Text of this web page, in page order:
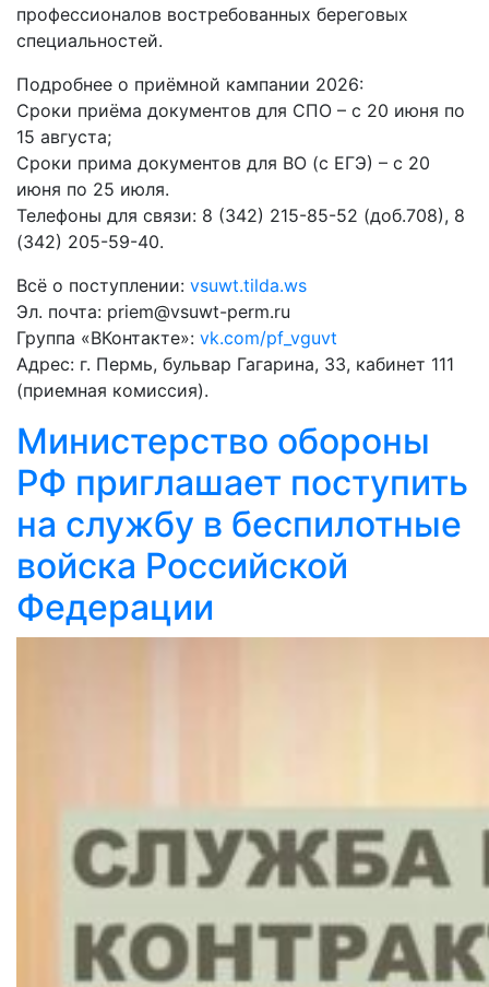
профессионалов востребованных береговых
специальностей.
Подробнее о приёмной кампании 2026:
Сроки приёма документов для СПО – с 20 июня по
15 августа;
Сроки прима документов для ВО (с ЕГЭ) – с 20
июня по 25 июля.
Телефоны для связи: 8 (342) 215-85-52 (доб.708), 8
(342) 205-59-40.
Всё о поступлении: vsuwt.tilda.ws
Эл. почта: priem@vsuwt-perm.ru
Группа «ВКонтакте»: vk.com/pf_vguvt
Адрес: г. Пермь, бульвар Гагарина, 33, кабинет 111
(приемная комиссия).
Министерство обороны
РФ приглашает поступить
на службу в беспилотные
войска Российской
Федерации